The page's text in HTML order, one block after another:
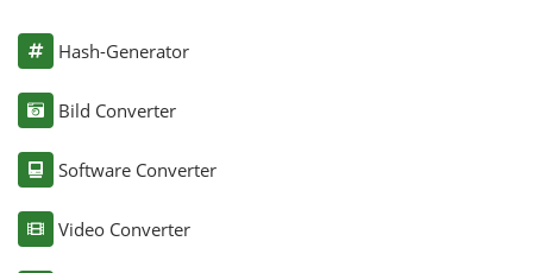
Hash-Generator
Bild Converter
Software Converter
Video Converter